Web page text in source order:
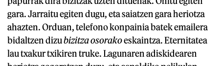
gara. Jarraitu egiten dugu, eta saiatzen gara heriotza
ahazten. Orduan, telefono konpainia batek emailera
bidaltzen dizubizitza osorakoeskaintza. Eternitatea
lau txakur txikiren truke. Lagunaren adiskidearen